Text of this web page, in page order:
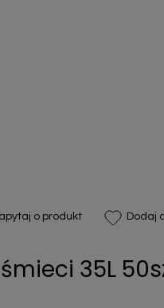
o produkt Dodaj
35L